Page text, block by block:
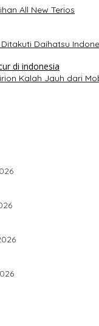
All New Terios
Daihatsu
Kalah Jauh dari